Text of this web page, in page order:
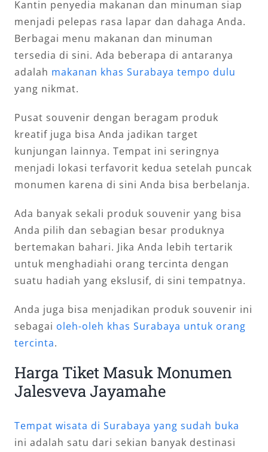
Kantin penyedia makanan dan minuman siap
menjadi pelepas rasa lapar dan dahaga Anda.
Berbagai menu makanan dan minuman
tersedia di sini. Ada beberapa di antaranya
adalah makanan khas Surabaya tempo dulu
yang nikmat.
Pusat souvenir dengan beragam produk
kreatif juga bisa Anda jadikan target
kunjungan lainnya. Tempat ini seringnya
menjadi lokasi terfavorit kedua setelah puncak
monumen karena di sini Anda bisa berbelanja.
Ada banyak sekali produk souvenir yang bisa
Anda pilih dan sebagian besar produknya
bertemakan bahari. Jika Anda lebih tertarik
untuk menghadiahi orang tercinta dengan
suatu hadiah yang ekslusif, di sini tempatnya.
Anda juga bisa menjadikan produk souvenir ini
sebagai oleh-oleh khas Surabaya untuk orang
tercinta.
Harga Tiket Masuk Monumen
Jalesveva Jayamahe
Tempat wisata di Surabaya yang sudah buka
ini adalah satu dari sekian banyak destinasi